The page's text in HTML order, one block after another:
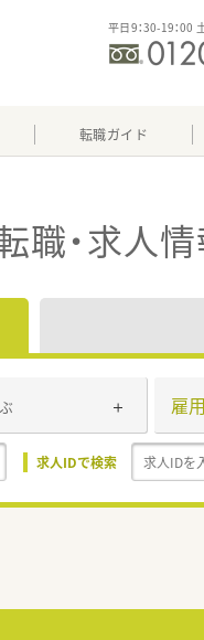
平日9：30-19：00
転職ガイド
職・求人
雇
求人IDで検索